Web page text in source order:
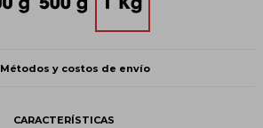
Métodos y costos de envío
CARACTERÍSTICAS